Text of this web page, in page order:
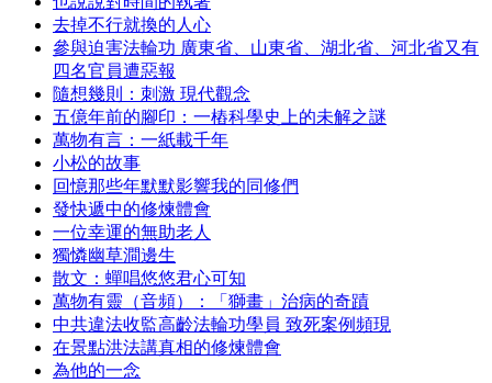
去掉不行就換的人心
參與迫害法輪功 廣東省、山東省、湖北省、河北省又有
四名官員遭惡報
隨想幾則：刺激 現代觀念
五億年前的腳印：一樁科學史上的未解之謎
萬物有言：一紙載千年
小松的故事
回憶那些年默默影響我的同修們
發快遞中的修煉體會
一位幸運的無助老人
獨憐幽草澗邊生
散文：蟬唱悠悠君心可知
萬物有靈（音頻）：「獅畫」治病的奇蹟
中共違法收監高齡法輪功學員 致死案例頻現
在景點洪法講真相的修煉體會
為他的一念